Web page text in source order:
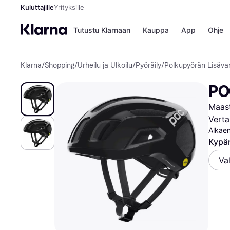
KuluttajilleYrityksille
Tutustu Klarnaan Kauppa
Kaupat
Gigantti
H&M
Peten
Wolt
App Ohje
Klarna/Shopping/Urheilu ja Ulkoilu/Pyöräily/Polkupyörän